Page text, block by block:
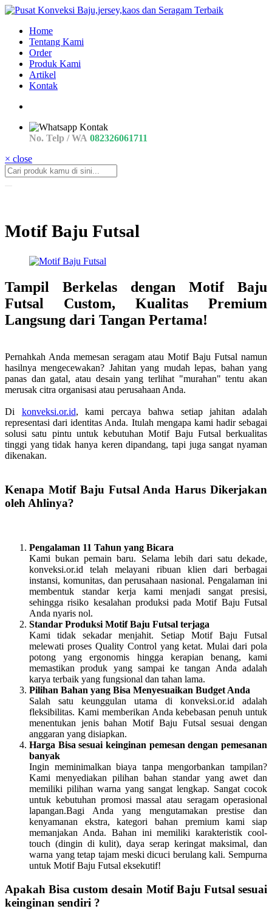
Home
Tentang Kami
Order
Produk Kami
Artikel
Kontak
No. Telp / WA 082326061711
× close
Motif Baju Futsal
Tampil Berkelas dengan Motif Baju
Futsal Custom, Kualitas Premium
Langsung dari Tangan Pertama!
Pernahkah Anda memesan seragam atau Motif Baju Futsal namun
hasilnya mengecewakan? Jahitan yang mudah lepas, bahan yang
panas dan gatal, atau desain yang terlihat "murahan" tentu akan
merusak citra organisasi atau perusahaan Anda.
Di konveksi.or.id, kami percaya bahwa setiap jahitan adalah
representasi dari identitas Anda. Itulah mengapa kami hadir sebagai
solusi satu pintu untuk kebutuhan Motif Baju Futsal berkualitas
tinggi yang tidak hanya keren dipandang, tapi juga sangat nyaman
dikenakan.
Kenapa Motif Baju Futsal Anda Harus Dikerjakan
oleh Ahlinya?
Pengalaman 11 Tahun yang Bicara
Kami bukan pemain baru. Selama lebih dari satu dekade,
konveksi.or.id telah melayani ribuan klien dari berbagai
instansi, komunitas, dan perusahaan nasional. Pengalaman ini
membentuk standar kerja kami menjadi sangat presisi,
sehingga risiko kesalahan produksi pada Motif Baju Futsal
Anda nyaris nol.
Standar Produksi Motif Baju Futsal terjaga
Kami tidak sekadar menjahit. Setiap Motif Baju Futsal
melewati proses Quality Control yang ketat. Mulai dari pola
potong yang ergonomis hingga kerapian benang, kami
memastikan produk yang sampai ke tangan Anda adalah
karya terbaik yang fungsional dan tahan lama.
Pilihan Bahan yang Bisa Menyesuaikan Budget Anda
Salah satu keunggulan utama di konveksi.or.id adalah
fleksibilitas. Kami memberikan Anda kebebasan penuh untuk
menentukan jenis bahan Motif Baju Futsal sesuai dengan
anggaran yang disiapkan.
Harga Bisa sesuai keinginan pemesan dengan pemesanan
banyak
Ingin meminimalkan biaya tanpa mengorbankan tampilan?
Kami menyediakan pilihan bahan standar yang awet dan
memiliki pilihan warna yang sangat lengkap. Sangat cocok
untuk kebutuhan promosi massal atau seragam operasional
lapangan.Bagi Anda yang mengutamakan prestise dan
kenyamanan ekstra, kategori bahan premium kami siap
memanjakan Anda. Bahan ini memiliki karakteristik cool-
touch (dingin di kulit), daya serap keringat maksimal, dan
warna yang tetap tajam meski dicuci berulang kali. Sempurna
untuk Motif Baju Futsal eksekutif!
Apakah Bisa custom desain Motif Baju Futsal sesuai
keinginan sendiri ?